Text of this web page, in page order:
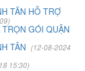
TÂN HỖ TRỢ
GÓI QUẬN
TÂN (12-08-2024
15:30)
Mai Hương
Lộc A - Bình Chánh
bao bọc đóng